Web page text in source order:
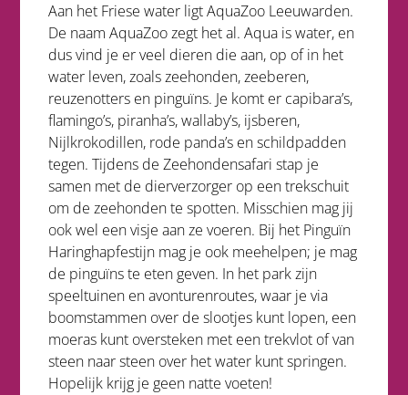
Aan het Friese water ligt AquaZoo Leeuwarden.
De naam AquaZoo zegt het al. Aqua is water, en
dus vind je er veel dieren die aan, op of in het
water leven, zoals zeehonden, zeeberen,
reuzenotters en pinguïns. Je komt er capibara’s,
flamingo’s, piranha’s, wallaby’s, ijsberen,
Nijlkrokodillen, rode panda’s en schildpadden
tegen. Tijdens de Zeehondensafari stap je
samen met de dierverzorger op een trekschuit
om de zeehonden te spotten. Misschien mag jij
ook wel een visje aan ze voeren. Bij het Pinguïn
Haringhapfestijn mag je ook meehelpen; je mag
de pinguïns te eten geven. In het park zijn
speeltuinen en avonturenroutes, waar je via
boomstammen over de slootjes kunt lopen, een
moeras kunt oversteken met een trekvlot of van
steen naar steen over het water kunt springen.
Hopelijk krijg je geen natte voeten!